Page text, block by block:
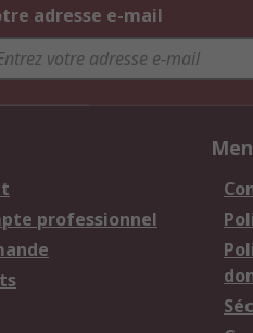
adresse e-mail
professionnel